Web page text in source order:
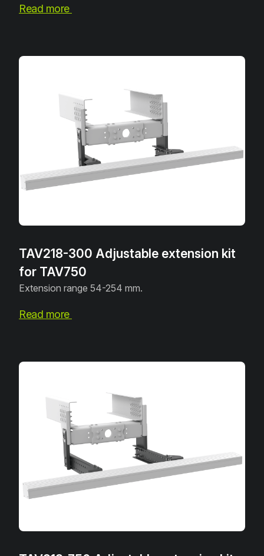
Read more
TAV218-300 Adjustable extension kit
for TAV750
Extension range 54-254 mm.
Read more